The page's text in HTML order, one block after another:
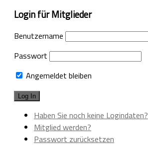
Login für Mitglieder
Benutzername
Passwort
Angemeldet bleiben
Haben Sie noch keine Logindaten?
Mitglied werden?
Passwort zurücksetzen